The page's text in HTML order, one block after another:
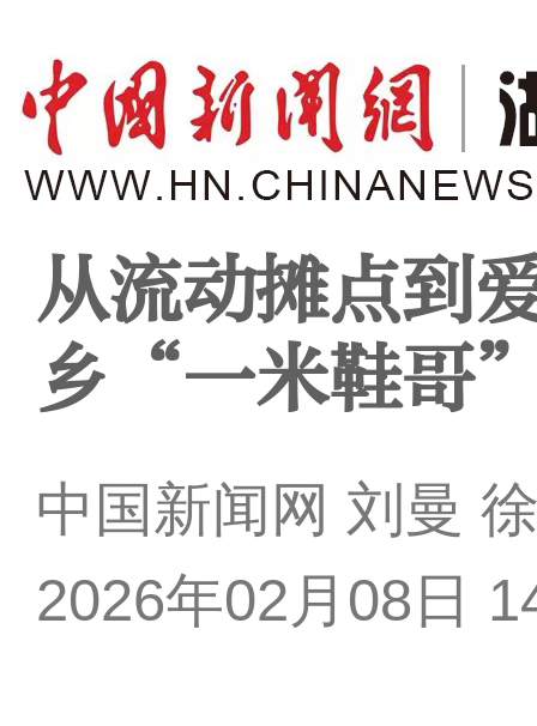
从流动摊点到
乡“一米鞋哥
中国新闻网 刘曼
2026年02月08日